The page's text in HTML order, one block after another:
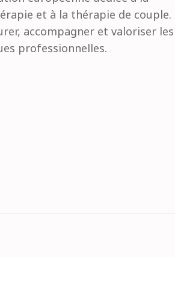
et à la thérapie de couple.
accompagner et valoriser les
professionnelles.